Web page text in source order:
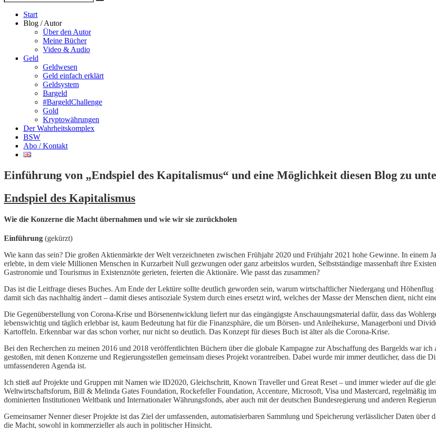
nach
Suche
Start
Blog / Autor
Über den Autor
Meine Bücher
Video & Audio
Geld
Geldwesen
Geld einfach erklärt
Geldsystem
Bargeld
#BargeldChallenge
Gold
Kryptowährungen
Der Wahrheitskomplex
BSW
Abo / Kontakt
Einführung von „Endspiel des Kapitalismus“ und eine Möglichkeit diesen Blog zu
Endspiel des Kapitalismus
Wie die Konzerne die Macht übernahmen und wie wir sie zurückholen
Einführung (gekürzt)
Wie kann das sein? Die großen Aktienmärkte der Welt verzeichneten zwischen Frühjahr 2020 und Frühjahr 2021 hohe Gewinne. In einem
erlebte, in dem viele Millionen Menschen in Kurzarbeit Null gezwungen oder ganz arbeitslos wurden, Selbstständige massenhaft ihre
Gastronomie und Tourismus in Existenznöte gerieten, feierten die Aktionäre. Wie passt das zusammen?
Das ist die Leitfrage dieses Buches. Am Ende der Lektüre sollte deutlich geworden sein, warum wirtschaftlicher Niedergang und Höhenflug
damit sich das nachhaltig ändert – damit dieses antisoziale System durch eines ersetzt wird, welches der Masse der Menschen dient, nicht
Die Gegenüberstellung von Corona-Krise und Börsenentwicklung liefert nur das eingängigste Anschauungsmaterial dafür, dass das
lebenswichtig und täglich erlebbar ist, kaum Bedeutung hat für die Finanzsphäre, die um Börsen- und Anleihekurse, Managerboni und
Kartoffeln. Erkennbar war das schon vorher, nur nicht so deutlich. Das Konzept für dieses Buch ist älter als die Corona-Krise.
Bei den Recherchen zu meinen 2016 und 2018 veröffentlichten Büchern über die globale Kampagne zur Abschaffung des Bargelds war
gestoßen, mit denen Konzerne und Regierungsstellen gemeinsam dieses Projekt vorantreiben. Dabei wurde mir immer deutlicher, dass die
umfassenderen Agenda ist.
Ich stieß auf Projekte und Gruppen mit Namen wie ID2020, Gleichschritt, Known Traveller und Great Reset – und immer wieder auf die
Weltwirtschaftsforum, Bill & Melinda Gates Foundation, Rockefeller Foundation, Accenture, Microsoft, Visa und Mastercard, regelmäßig
dominierten Institutionen Weltbank und Internationaler Währungsfonds, aber auch mit der deutschen Bundesregierung und anderen
Gemeinsamer Nenner dieser Projekte ist das Ziel der umfassenden, automatisierbaren Sammlung und Speicherung verlässlicher Daten
die Macht, sowohl in kommerzieller als auch in politischer Hinsicht.